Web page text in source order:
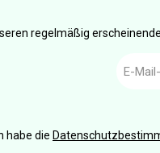
regelmäßig
Mail-
habe die